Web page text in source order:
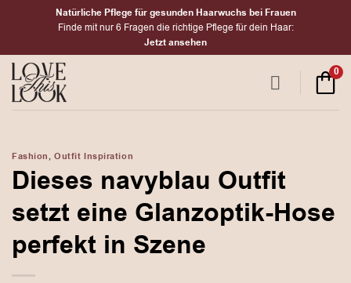
Natürliche Pflege für gesunden Haarwuchs bei Frauen
Finde mit nur 6 Fragen die richtige Pflege für dein Haar:
Jetzt ansehen
0
Fashion,Outfit Inspiration
Dieses navyblau Outfit
setzt eine Glanzoptik-Hose
perfekt in Szene